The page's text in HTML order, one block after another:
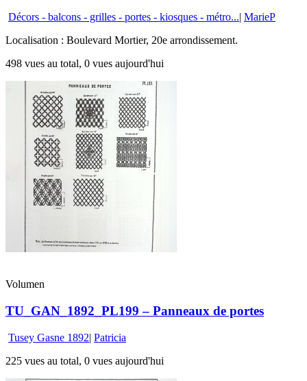
Décors - balcons - grilles - portes - kiosques - métro...| MarieP
Localisation : Boulevard Mortier, 20e arrondissement.
498 vues au total, 0 vues aujourd'hui
Volumen
TU_GAN_1892_PL199 – Panneaux de portes
Tusey Gasne 1892| Patricia
225 vues au total, 0 vues aujourd'hui